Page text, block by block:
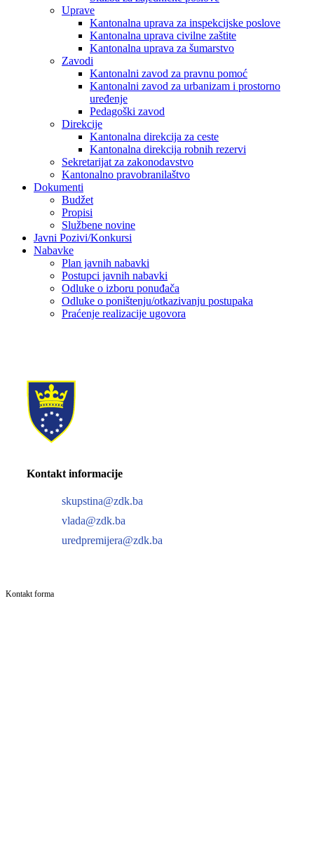
Uprave
Kantonalna uprava za inspekcijske poslove
Kantonalna uprava civilne zaštite
Kantonalna uprava za šumarstvo
Zavodi
Kantonalni zavod za pravnu pomoć
Kantonalni zavod za urbanizam i prostorno
uređenje
Pedagoški zavod
Direkcije
Kantonalna direkcija za ceste
Kantonalna direkcija robnih rezervi
Sekretarijat za zakonodavstvo
Kantonalno pravobranilaštvo
Dokumenti
Budžet
Propisi
Službene novine
Javni Pozivi/Konkursi
Nabavke
Plan javnih nabavki
Postupci javnih nabavki
Odluke o izboru ponuđača
Odluke o poništenju/otkazivanju postupaka
Praćenje realizacije ugovora
Kontakt informacije
skupstina@zdk.ba
vlada@zdk.ba
uredpremijera@zdk.ba
Kontakt forma